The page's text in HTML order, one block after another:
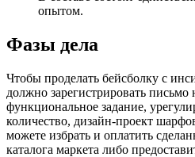
опытом.
Фазы дела
Чтобы проделать бейсболку с
должно зарегистрировать
функциональное задание,
количество, дизайн-проект
можете избрать и оплатить
каталога маркета либо